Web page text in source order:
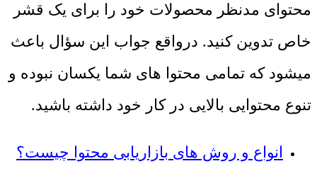
محتوای مدنظر محصولات خود را برای یک قشر
خاص تدوین کنید. درواقع جواب این سؤال باعث
میشود که تمامی محتوا های شما یکسان نبوده و
تنوع محتوایی بالایی در کار خود داشته باشید.
انواع و روش های بازاریابی محتوا چیست؟